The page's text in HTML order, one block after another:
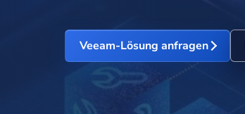
Veeam-Lösung anfragen